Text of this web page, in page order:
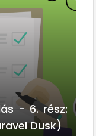
- 6. rész:
Dusk)